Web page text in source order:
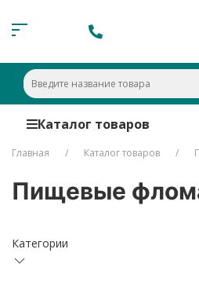
Каталог товаров
Главная Каталог товаров
Пищевые
Категории